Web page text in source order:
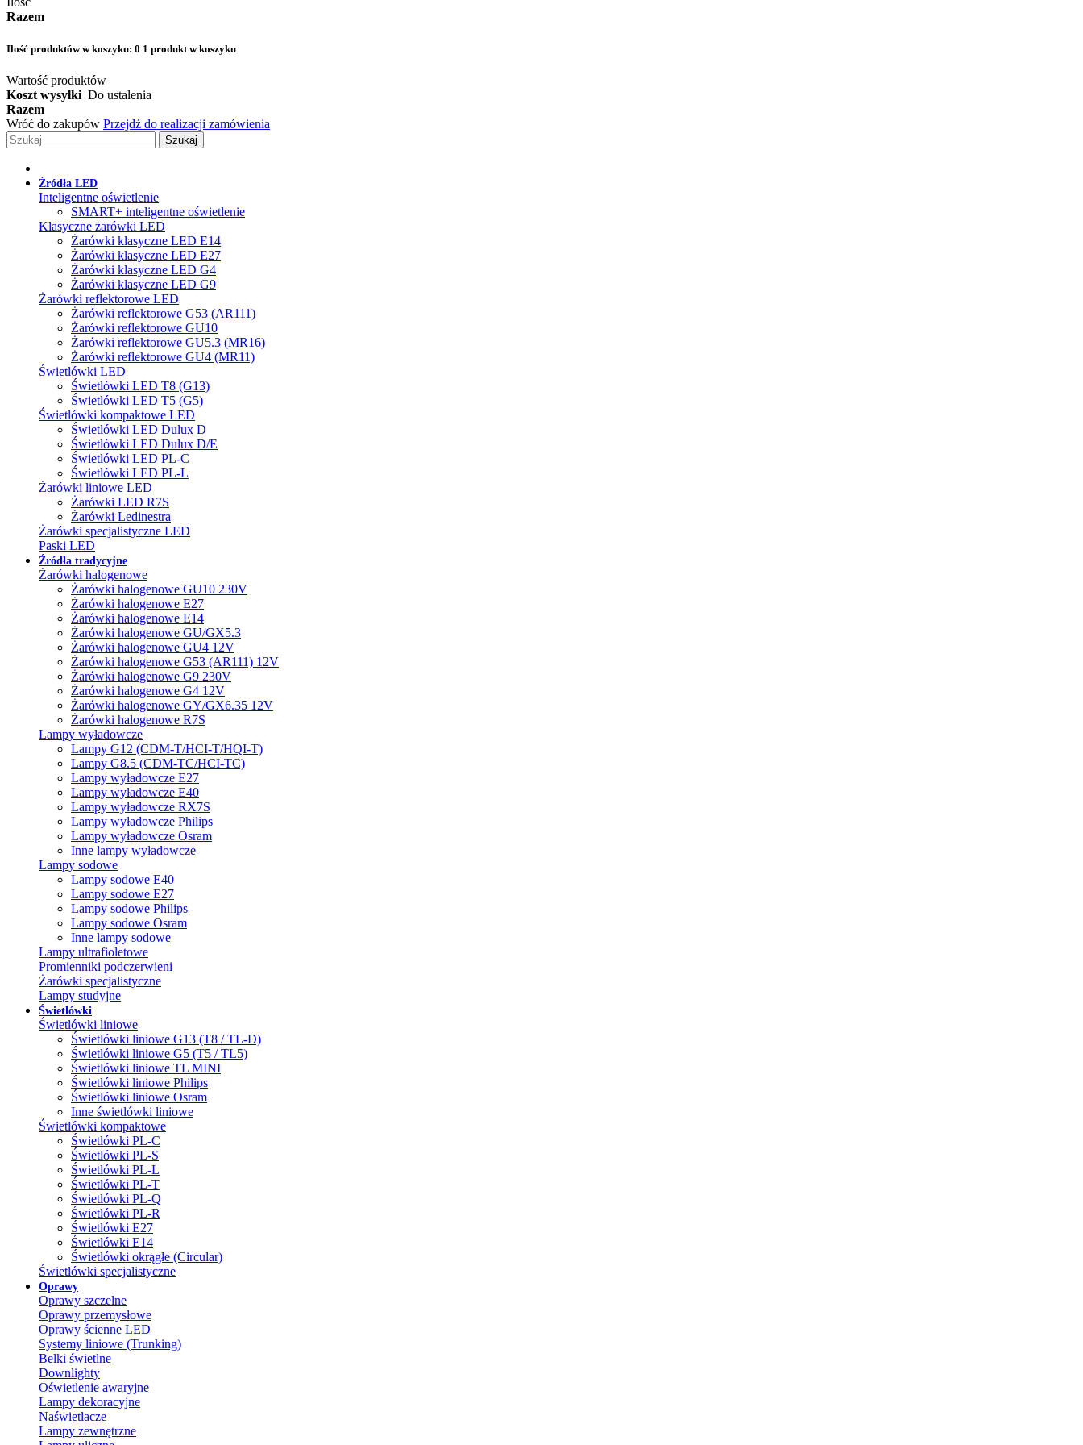
Razem
Ilość produktów w koszyku: 0 1 produkt w koszyku
Wartość produktów
Koszt wysyłki Do ustalenia
Razem
Wróć do zakupów Przejdź do realizacji zamówienia
Szukaj
Źródła LED
Inteligentne oświetlenie
SMART+ inteligentne oświetlenie
Klasyczne żarówki LED
Żarówki klasyczne LED E14
Żarówki klasyczne LED E27
Żarówki klasyczne LED G4
Żarówki klasyczne LED G9
Żarówki reflektorowe LED
Żarówki reflektorowe G53 (AR111)
Żarówki reflektorowe GU10
Żarówki reflektorowe GU5.3 (MR16)
Żarówki reflektorowe GU4 (MR11)
Świetlówki LED
Świetlówki LED T8 (G13)
Świetlówki LED T5 (G5)
Świetlówki kompaktowe LED
Świetlówki LED Dulux D
Świetlówki LED Dulux D/E
Świetlówki LED PL-C
Świetlówki LED PL-L
Żarówki liniowe LED
Żarówki LED R7S
Żarówki Ledinestra
Żarówki specjalistyczne LED
Paski LED
Źródła tradycyjne
Żarówki halogenowe
Żarówki halogenowe GU10 230V
Żarówki halogenowe E27
Żarówki halogenowe E14
Żarówki halogenowe GU/GX5.3
Żarówki halogenowe GU4 12V
Żarówki halogenowe G53 (AR111) 12V
Żarówki halogenowe G9 230V
Żarówki halogenowe G4 12V
Żarówki halogenowe GY/GX6.35 12V
Żarówki halogenowe R7S
Lampy wyładowcze
Lampy G12 (CDM-T/HCI-T/HQI-T)
Lampy G8.5 (CDM-TC/HCI-TC)
Lampy wyładowcze E27
Lampy wyładowcze E40
Lampy wyładowcze RX7S
Lampy wyładowcze Philips
Lampy wyładowcze Osram
Inne lampy wyładowcze
Lampy sodowe
Lampy sodowe E40
Lampy sodowe E27
Lampy sodowe Philips
Lampy sodowe Osram
Inne lampy sodowe
Lampy ultrafioletowe
Promienniki podczerwieni
Żarówki specjalistyczne
Lampy studyjne
Świetlówki
Świetlówki liniowe
Świetlówki liniowe G13 (T8 / TL-D)
Świetlówki liniowe G5 (T5 / TL5)
Świetlówki liniowe TL MINI
Świetlówki liniowe Philips
Świetlówki liniowe Osram
Inne świetlówki liniowe
Świetlówki kompaktowe
Świetlówki PL-C
Świetlówki PL-S
Świetlówki PL-L
Świetlówki PL-T
Świetlówki PL-Q
Świetlówki PL-R
Świetlówki E27
Świetlówki E14
Świetlówki okrągłe (Circular)
Świetlówki specjalistyczne
Oprawy
Oprawy szczelne
Oprawy przemysłowe
Oprawy ścienne LED
Systemy liniowe (Trunking)
Belki świetlne
Downlighty
Oświetlenie awaryjne
Lampy dekoracyjne
Naświetlacze
Lampy zewnętrzne